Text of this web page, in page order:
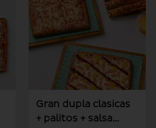
Gran dupla clasicas
+ palitos + salsa